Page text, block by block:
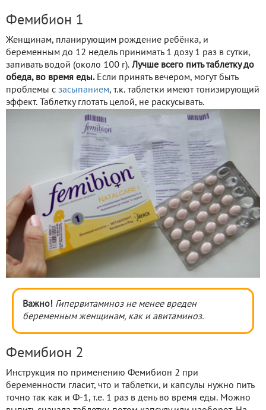
Фемибион 1
Женщинам, планирующим рождение ребёнка, и
беременным до 12 недель принимать 1 дозу 1 раз в сутки,
запивать водой (около 100 г). Лучше всего пить таблетку до
обеда, во время еды. Если принять вечером, могут быть
проблемы с засыпанием, т.к. таблетки имеют тонизирующий
эффект. Таблетку глотать целой, не раскусывать.
Важно! Гипервитаминоз не менее вреден
беременным женщинам, как и авитаминоз.
Фемибион 2
Инструкция по применению Фемибион 2 при
беременности гласит, что и таблетки, и капсулы нужно пить
точно так как и Ф-1, т.е. 1 раз в день во время еды. Можно